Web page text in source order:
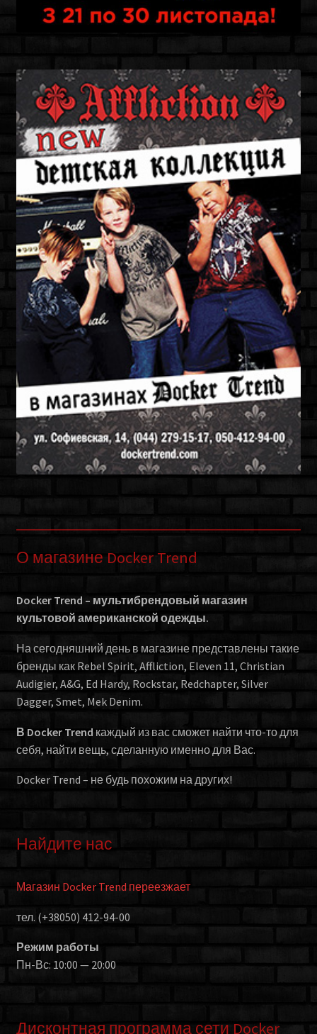
О магазине Docker Trend
Docker Trend – мультибрендовый магазин
культовой американской одежды.
На сегодняшний день в магазине представлены такие
бренды как Rebel Spirit, Affliction, Eleven 11, Christian
Audigier, A&G, Ed Hardy, Rockstar, Redchapter, Silver
Dagger, Smet, Mek Denim.
В Docker Trend каждый из вас сможет найти что-то для
себя, найти вещь, сделанную именно для Вас.
Docker Trend – не будь похожим на других!
Найдите нас
Магазин Docker Trend переезжает
тел. (+38050) 412-94-00
Режим работы
Пн-Вс: 10:00 — 20:00
Дисконтная программа сети Docker